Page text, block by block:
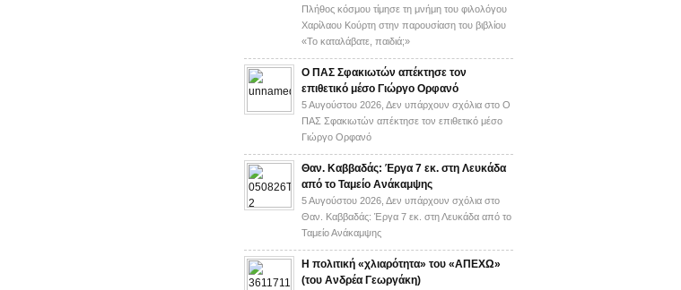
Πλήθος κόσμου τίμησε τη μνήμη του φιλολόγου
Χαρίλαου Κούρτη στην παρουσίαση του βιβλίου
«Το καταλάβατε, παιδιά;»
Ο ΠΑΣ Σφακιωτών απέκτησε τον
επιθετικό μέσο Γιώργο Ορφανό
5 Αυγούστου 2026, Δεν υπάρχουν σχόλια στο Ο
ΠΑΣ Σφακιωτών απέκτησε τον επιθετικό μέσο
Γιώργο Ορφανό
Θαν. Καββαδάς: Έργα 7 εκ. στη Λευκάδα
από το Ταμείο Ανάκαμψης
5 Αυγούστου 2026, Δεν υπάρχουν σχόλια στο
Θαν. Καββαδάς: Έργα 7 εκ. στη Λευκάδα από το
Ταμείο Ανάκαμψης
H πολιτική «χλιαρότητα» του «AΠΕΧΩ»
(του Ανδρέα Γεωργάκη)